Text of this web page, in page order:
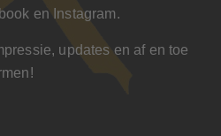
en Instagram.
updates en af en toe